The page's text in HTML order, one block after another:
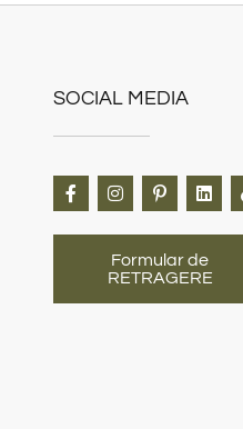
SOCIAL MEDIA
Formular de
RETRAGERE